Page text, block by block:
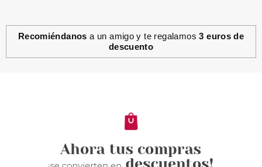
CATRICE
4.95€
Recomiéndanos a un amigo y te regalamos3 euros de
descuento